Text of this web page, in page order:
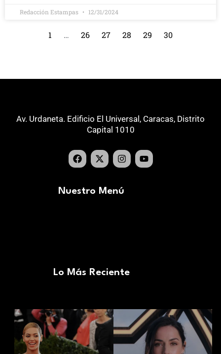
Redacción Estampas 12/31/2024
1 … 26 27 28 29 30
Av. Urdaneta. Edificio El Universal, Caracas, Distrito
Capital 1010
Nuestro Menú
Lo Más Reciente